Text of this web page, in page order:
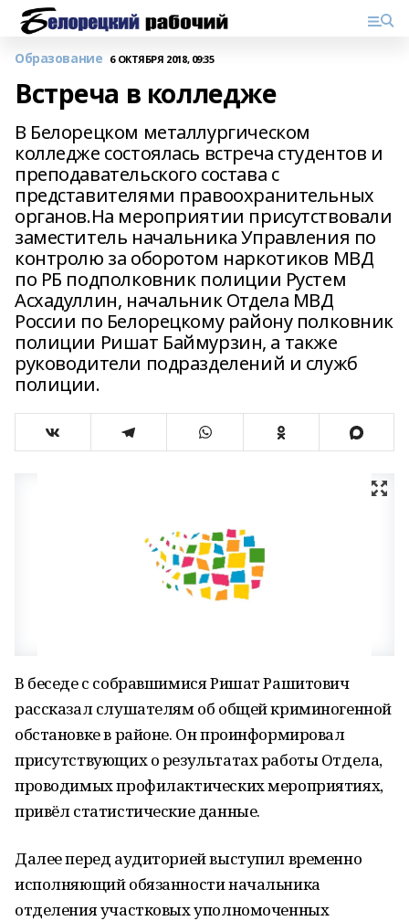
Образование 6 ОКТЯБРЯ 2018, 09:35
Встреча в колледже
В Белорецком металлургическом
колледже состоялась встреча студентов и
преподавательского состава с
представителями правоохранительных
органов.На мероприятии присутствовали
заместитель начальника Управления по
контролю за оборотом наркотиков МВД
по РБ подполковник полиции Рустем
Асхадуллин, начальник Отдела МВД
России по Белорецкому району полковник
полиции Ришат Баймурзин, а также
руководители подразделений и служб
полиции.
В беседе с собравшимися Ришат Рашитович
рассказал слушателям об общей криминогенной
обстановке в районе. Он проинформировал
присутствующих о результатах работы Отдела,
проводимых профилактических мероприятиях,
привёл статистические данные.
Далее перед аудиторией выступил временно
исполняющий обязанности начальника
отделения участковых уполномоченных